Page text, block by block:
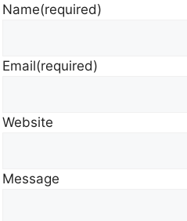
Name(required)
Email(required)
Website
Message